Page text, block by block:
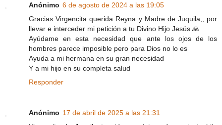
Anónimo 6 de agosto de 2024 a las 19:05
Gracias Virgencita querida Reyna y Madre de Juquila,, por
llevar e interceder mi petición a tu Divino Hijo Jesús 🙏
Ayúdame en esta necesidad que ante los ojos de los
hombres parece imposible pero para Dios no lo es
Ayuda a mi hermana en su gran necesidad
Y a mi hijo en su completa salud
Responder
Anónimo 17 de abril de 2025 a las 21:31